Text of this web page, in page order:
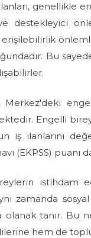
genellikle
destekleyici
erişilebilirlik
Bu
Merkez'deki
Engelli
iş ilanlarını
(EKPSS) puanı
istihdam
zamanda
olanak tanır. Bu
hem de